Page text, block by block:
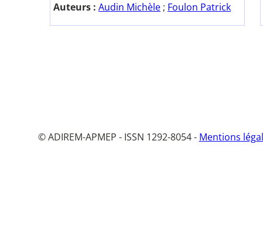
Auteurs : Audin Michèle ; Foulon Patrick
© ADIREM-APMEP - ISSN 1292-8054 - Mentions